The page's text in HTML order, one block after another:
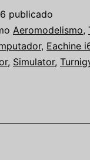
publicado
Aeromodelismo,
, Eachine
, Simulator,